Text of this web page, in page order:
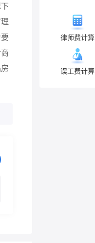
律师费计算
误工费计算